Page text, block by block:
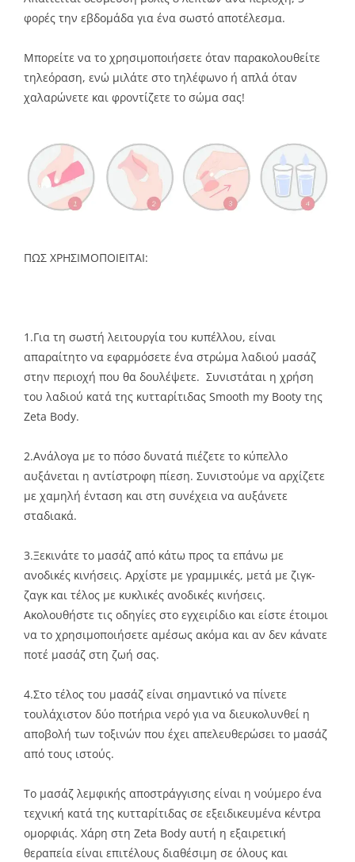
φορές την εβδομάδα για ένα σωστό αποτέλεσμα.
Μπορείτε να το χρησιμοποιήσετε όταν παρακολουθείτε
τηλεόραση, ενώ μιλάτε στο τηλέφωνο ή απλά όταν
χαλαρώνετε και φροντίζετε το σώμα σας!
ΠΩΣ ΧΡΗΣΙΜΟΠΟΙΕΙΤΑΙ:
1.Για τη σωστή λειτουργία του κυπέλλου, είναι
απαραίτητο να εφαρμόσετε ένα στρώμα λαδιού μασάζ
στην περιοχή που θα δουλέψετε. Συνιστάται η χρήση
του λαδιού κατά της κυτταρίτιδας Smooth my Booty της
Zeta Body.
2.Ανάλογα με το πόσο δυνατά πιέζετε το κύπελλο
αυξάνεται η αντίστροφη πίεση. Συνιστούμε να αρχίζετε
με χαμηλή ένταση και στη συνέχεια να αυξάνετε
σταδιακά.
3.Ξεκινάτε το μασάζ από κάτω προς τα επάνω με
ανοδικές κινήσεις. Αρχίστε με γραμμικές, μετά με ζιγκ-
ζαγκ και τέλος με κυκλικές ανοδικές κινήσεις.
Ακολουθήστε τις οδηγίες στο εγχειρίδιο και είστε έτοιμοι
να το χρησιμοποιήσετε αμέσως ακόμα και αν δεν κάνατε
ποτέ μασάζ στη ζωή σας.
4.Στο τέλος του μασάζ είναι σημαντικό να πίνετε
τουλάχιστον δύο ποτήρια νερό για να διευκολυνθεί η
αποβολή των τοξινών που έχει απελευθερώσει το μασάζ
από τους ιστούς.
Το μασάζ λεμφικής αποστράγγισης είναι η νούμερο ένα
τεχνική κατά της κυτταρίτιδας σε εξειδικευμένα κέντρα
ομορφιάς. Χάρη στη Zeta Body αυτή η εξαιρετική
θεραπεία είναι επιτέλους διαθέσιμη σε όλους και